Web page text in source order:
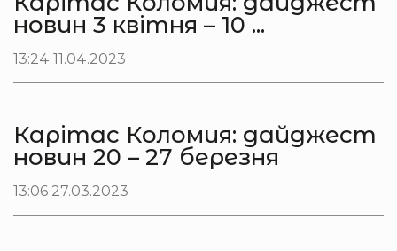
новин 3 квітня – 10 ...
13:24 11.04.2023
Карітас Коломия: дайджест
новин 20 – 27 березня
13:06 27.03.2023